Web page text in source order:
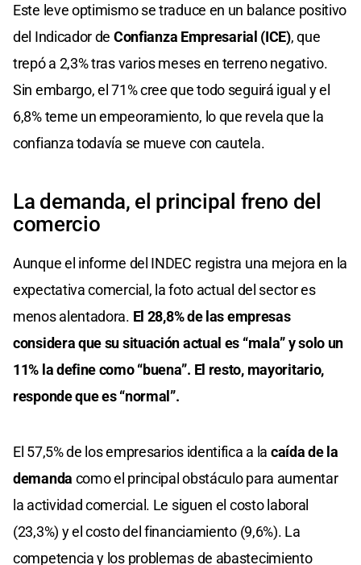
Este leve optimismo se traduce en un balance positivo
del Indicador de Confianza Empresarial (ICE), que
trepó a 2,3% tras varios meses en terreno negativo.
Sin embargo, el 71% cree que todo seguirá igual y el
6,8% teme un empeoramiento, lo que revela que la
confianza todavía se mueve con cautela.
La demanda, el principal freno del
comercio
Aunque el informe del INDEC registra una mejora en la
expectativa comercial, la foto actual del sector es
menos alentadora. El 28,8% de las empresas
considera que su situación actual es “mala” y solo un
11% la define como “buena”. El resto, mayoritario,
responde que es “normal”.
El 57,5% de los empresarios identifica a la caída de la
demanda como el principal obstáculo para aumentar
la actividad comercial. Le siguen el costo laboral
(23,3%) y el costo del financiamiento (9,6%). La
competencia y los problemas de abastecimiento